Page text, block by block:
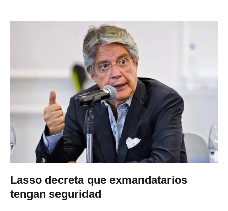
Lasso decreta que exmandatarios
tengan seguridad